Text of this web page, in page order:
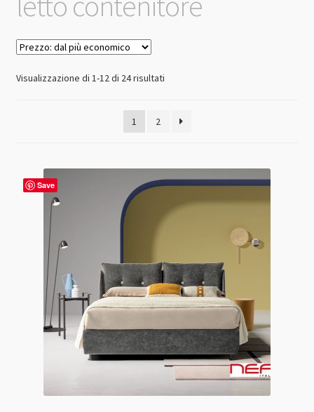
Visualizzazione di 1-12 di 24 risultatiPrezzo:
economico
1 2
Save